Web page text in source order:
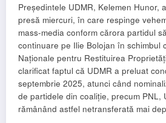
Președintele UDMR, Kelemen Hunor,
presă miercuri, în care respinge
mass-media conform cărora partidul
continuare pe Ilie Bolojan în schimbul
Naționale pentru Restituirea
clarificat faptul că UDMR a preluat
septembrie 2025, atunci când
de partidele din coaliție, precum PNL,
rămânând astfel netransferată mai